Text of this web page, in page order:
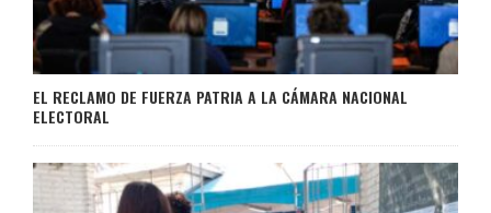
EL RECLAMO DE FUERZA PATRIA A LA CÁMARA NACIONAL
ELECTORAL